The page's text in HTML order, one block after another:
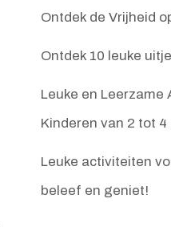
Ontdek de Vrijheid
Ontdek 10 leuke
Leuke en
Kinderen van 2 tot 4
Leuke activiteiten
beleef en geniet!